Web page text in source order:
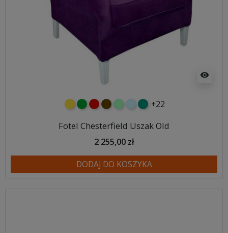
visibility
żółtyzielonyczerwony
czekoladowy
miętowybłękitny
turkusowy
+22
Fotel Chesterfield Uszak Old
2 255,00 zł
DODAJ DO KOSZYKA